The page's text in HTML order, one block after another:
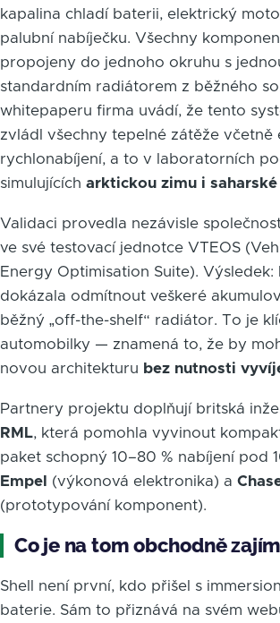
kapalina chladí baterii, elektrický
palubní nabíječku. Všechny
propojeny do jednoho okruhu s
standardním radiátorem z běžného
whitepaperu firma uvádí, že tento
zvládl všechny tepelné zátěže včetně
rychlonabíjení, a to v laboratorních
simulujících arktickou zimu i
Validaci provedla nezávisle
ve své testovací jednotce VTEOS
Energy Optimisation Suite). Výsledek:
dokázala odmítnout veškeré
běžný „off-the-shelf“ radiátor. To je
automobilky — znamená to, že by
novou architekturu bez nutnosti
Partnery projektu doplňují britská
RML, která pomohla vyvinout
paket schopný 10–80 % nabíjení pod
Empel
(výkonová elektronika) a
(prototypování komponent).
Co je na tom obchodně
Shell není první, kdo přišel s
baterie. Sám to přiznává na svém